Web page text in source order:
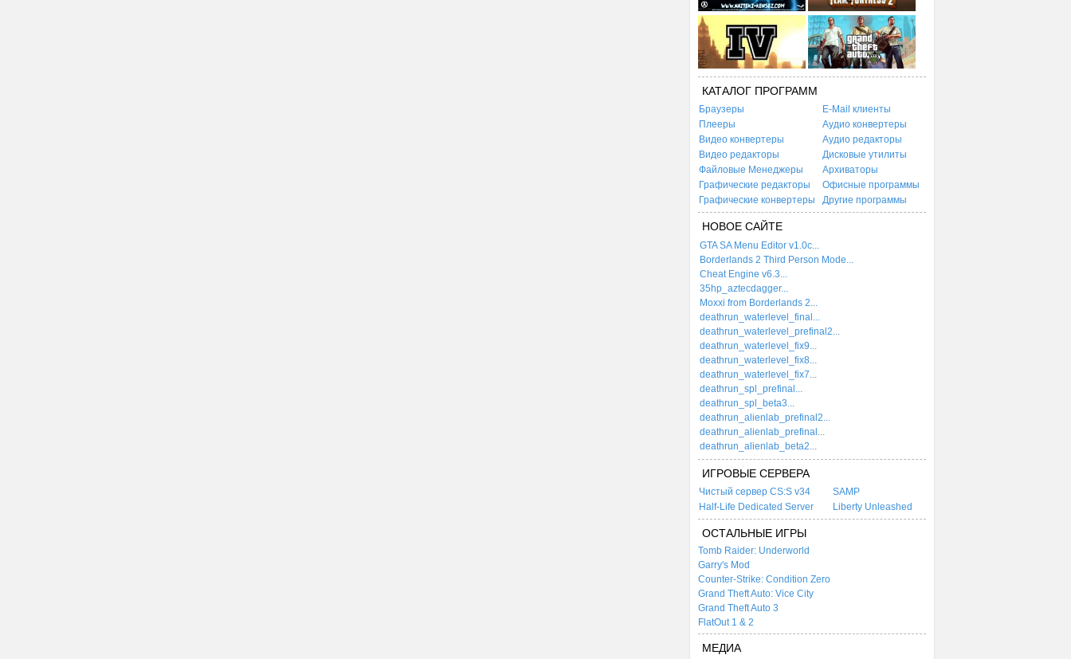
КАТАЛОГ ПРОГРАММ
Браузеры
E-Mail клиенты
Плееры
Аудио конвертеры
Видео конвертеры
Аудио редакторы
Видео редакторы
Дисковые утилиты
Файловые Менеджеры
Архиваторы
Графические редакторы
Офисные программы
Графические конвертеры
Другие программы
НОВОЕ САЙТЕ
GTA SA Menu Editor v1.0c...
Borderlands 2 Third Person Mode...
Cheat Engine v6.3...
35hp_aztecdagger...
Moxxi from Borderlands 2...
deathrun_waterlevel_final...
deathrun_waterlevel_prefinal2...
deathrun_waterlevel_fix9...
deathrun_waterlevel_fix8...
deathrun_waterlevel_fix7...
deathrun_spl_prefinal...
deathrun_spl_beta3...
deathrun_alienlab_prefinal2...
deathrun_alienlab_prefinal...
deathrun_alienlab_beta2...
ИГРОВЫЕ СЕРВЕРА
Чистый сервер CS:S v34
SAMP
Half-Life Dedicated Server
Liberty Unleashed
ОСТАЛЬНЫЕ ИГРЫ
Tomb Raider: Underworld
Garry's Mod
Counter-Strike: Condition Zero
Grand Theft Auto: Vice City
Grand Theft Auto 3
FlatOut 1 & 2
МЕДИА